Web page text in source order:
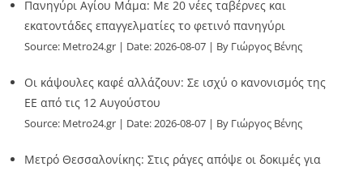
Πανηγύρι Αγίου Μάμα: Με 20 νέες ταβέρνες και
εκατοντάδες επαγγελματίες το φετινό πανηγύρι
Source: Metro24.gr Date: 2026-08-07 By Γιώργος Βένης
Οι κάψουλες καφέ αλλάζουν: Σε ισχύ ο κανονισμός της
ΕΕ από τις 12 Αυγούστου
Source: Metro24.gr Date: 2026-08-07 By Γιώργος Βένης
Μετρό Θεσσαλονίκης: Στις ράγες απόψε οι δοκιμές για